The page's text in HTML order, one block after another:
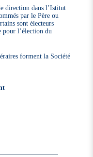
direction dans l’Istitut
par le Père ou
sont électeurs
pour l’élection du
forment la Société